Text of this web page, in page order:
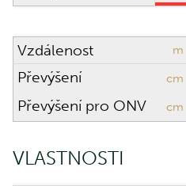
PUŠKOHLED
Výška puškohledu
nad osou hlavně
Klik puškohledu
Vzdálenost m
Převýšení cm
Převýšení pro ONV
cm
VLASTNOSTI